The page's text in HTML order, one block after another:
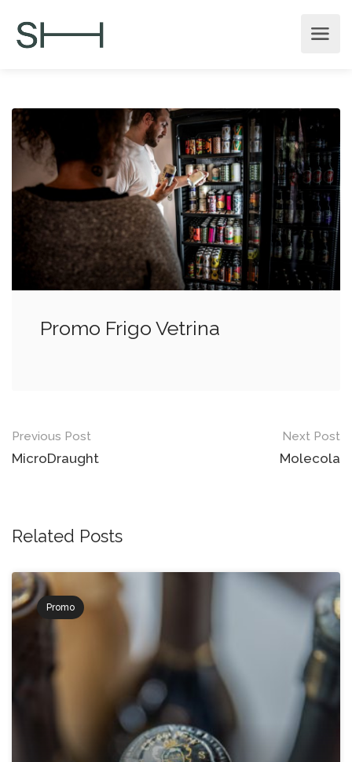
Promo Frigo Vetrina
Post
navigation
Previous Post
MicroDraught
Next Post
Molecola
Related Posts
Promo